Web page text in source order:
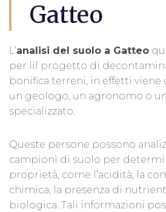
Gatteo
L’analisi del suolo a Gatteo
per lil progetto di
bonifica terreni, in effetti viene
un geologo, un agronomo o
specializzato.
Queste persone possono
campioni di suolo per
proprietà, come l’acidità, la
chimica, la presenza di
biologica. Tali informazioni